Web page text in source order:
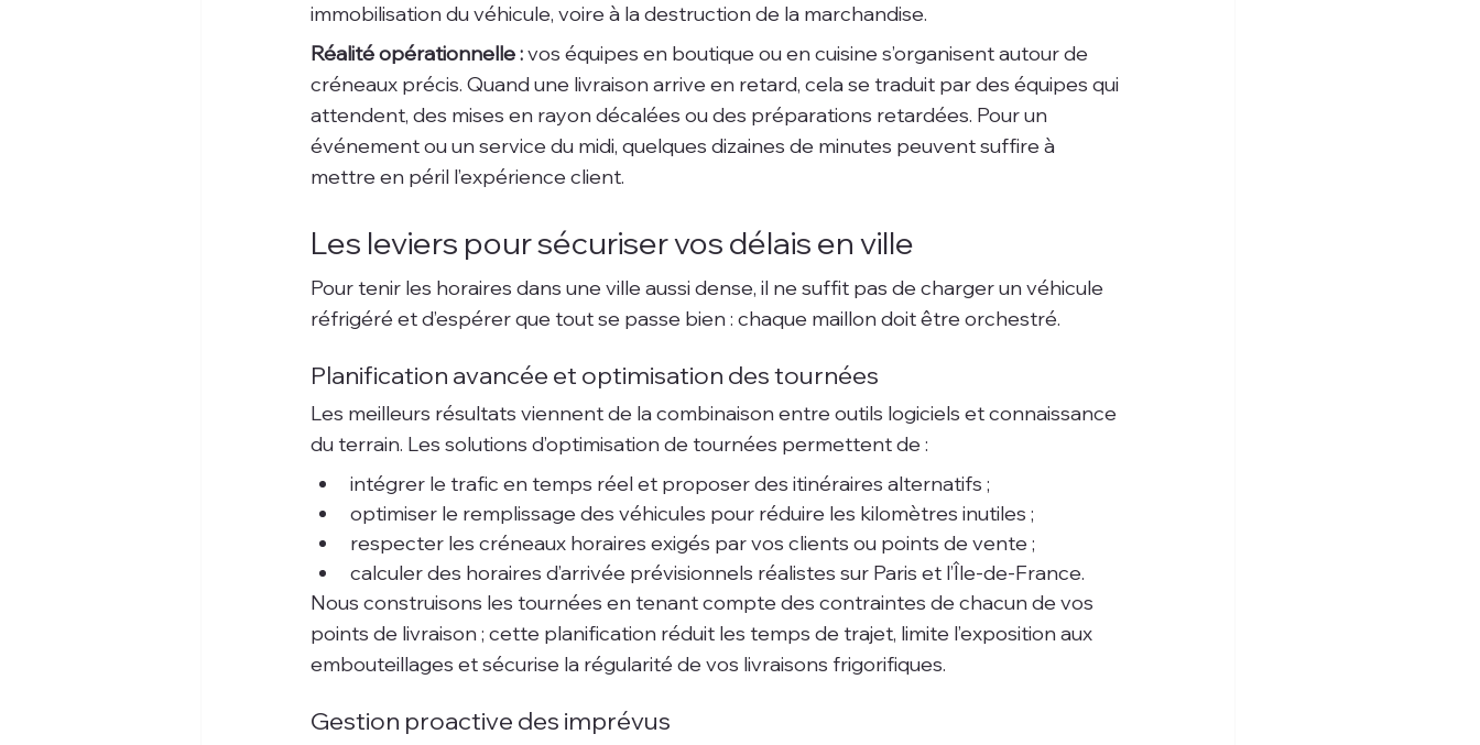
immobilisation du véhicule, voire à la destruction de la marchandise.
Réalité opérationnelle : vos équipes en boutique ou en cuisine s’organisent autour de
créneaux précis. Quand une livraison arrive en retard, cela se traduit par des équipes qui
attendent, des mises en rayon décalées ou des préparations retardées. Pour un
événement ou un service du midi, quelques dizaines de minutes peuvent suffire à
mettre en péril l’expérience client.
Les leviers pour sécuriser vos délais en ville
Pour tenir les horaires dans une ville aussi dense, il ne suffit pas de charger un véhicule
réfrigéré et d’espérer que tout se passe bien : chaque maillon doit être orchestré.
Planification avancée et optimisation des tournées
Les meilleurs résultats viennent de la combinaison entre outils logiciels et connaissance
du terrain. Les solutions d’optimisation de tournées permettent de :
intégrer le trafic en temps réel et proposer des itinéraires alternatifs ;
optimiser le remplissage des véhicules pour réduire les kilomètres inutiles ;
respecter les créneaux horaires exigés par vos clients ou points de vente ;
calculer des horaires d’arrivée prévisionnels réalistes sur Paris et l’Île-de-France.
Nous construisons les tournées en tenant compte des contraintes de chacun de vos
points de livraison ; cette planification réduit les temps de trajet, limite l’exposition aux
embouteillages et sécurise la régularité de vos livraisons frigorifiques.
Gestion proactive des imprévus